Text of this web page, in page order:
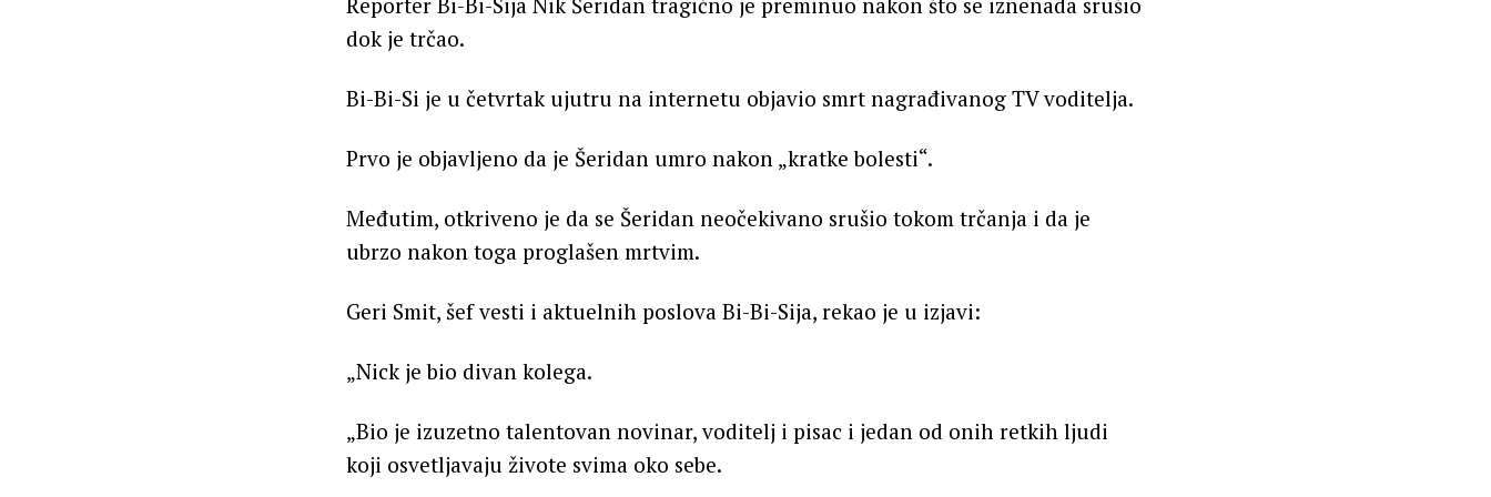
dok je trčao.
Bi-Bi-Si je u četvrtak ujutru na internetu objavio smrt nagrađivanog TV voditelja.
Prvo je objavljeno da je Šeridan umro nakon „kratke bolesti“.
Međutim, otkriveno je da se Šeridan neočekivano srušio tokom trčanja i da je
ubrzo nakon toga proglašen mrtvim.
Geri Smit, šef vesti i aktuelnih poslova Bi-Bi-Sija, rekao je u izjavi:
„Nick je bio divan kolega.
„Bio je izuzetno talentovan novinar, voditelj i pisac i jedan od onih retkih ljudi
koji osvetljavaju živote svima oko sebe.